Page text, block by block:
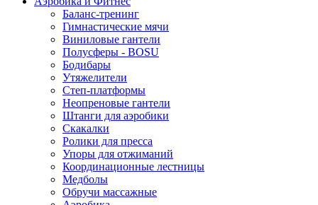
Баланс-тренинг
Гимнастические мячи
Виниловые гантели
Полусферы - BOSU
Бодибары
Утяжелители
Степ-платформы
Неопреновые гантели
Штанги для аэробики
Скакалки
Ролики для пресса
Упоры для отжиманий
Координационные лестницы
Медболы
Обручи массажные